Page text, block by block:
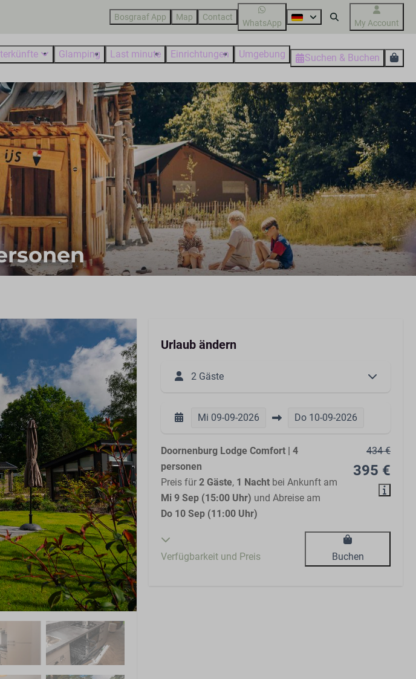
Bosgraaf App Map Contact
WhatsApp My Account
Glamping Last minute Einrichtungen Umgebung Suchen & Buchen
Urlaub ändern
2 Gäste
Mi 09-09-2026 Do 10-09-2026
434 €
395 €
Doornenburg Lodge Comfort | 4
personen
Preis für 2 Gäste, 1 Nacht bei Ankunft am
Mi 9 Sep (15:00 Uhr) und Abreise am
Do 10 Sep (11:00 Uhr)
Verfügbarkeit und Preis Buchen